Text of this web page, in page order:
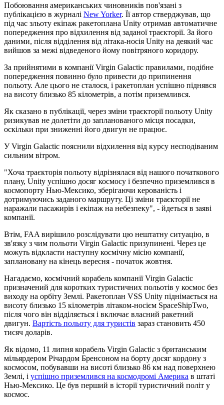
Побоювання американських чиновників пов'язані з
публікацією в журналі New Yorker. Її автор стверджував, що
під час зльоту екіпаж ракетоплана Unity отримав автоматичне
попередження про відхилення від заданої траєкторії. За його
даними, після відділення від літака-носія Unity на деякий час
вийшов за межі відведеного йому повітряного коридору.
За прийнятими в компанії Virgin Galactic правилами, подібне
попередження повинно було привести до припинення
польоту. Але цього не сталося, і ракетоплан успішно піднявся
на висоту близько 85 кілометрів, а потім приземлився.
Як сказано в публікації, через зміни траєкторії польоту Unity
ризикував не долетіти до запланованого місця посадки,
оскільки при зниженні його двигун не працює.
У Virgin Galactic пояснили відхилення від курсу несподіваним
сильним вітром.
"Хоча траєкторія польоту відрізнялася від нашого початкового
плану, Unity успішно досяг космосу і безпечно приземлився в
космопорту Нью-Мексико, зберігаючи керованість і
дотримуючись заданого маршруту. Ці зміни траєкторії не
наражали пасажирів і екіпаж на небезпеку", - йдеться в заяві
компанії.
Втім, FAA вирішило розслідувати цю нештатну ситуацію, в
зв'язку з чим польоти Virgin Galactic призупинені. Через це
можуть відкласти наступну космічну місію компанії,
заплановану на кінець вересня - початок жовтня.
Нагадаємо, космічний корабель компанії Virgin Galactic
призначений для коротких туристичних польотів у космос без
виходу на орбіту Землі. Ракетоплан VSS Unity піднімається на
висоту близько 15 кілометрів літаком-носієм SpaceShipTwo,
після чого він відділяється і включає власний ракетний
двигун. Вартість польоту для туристів зараз становить 450
тисяч доларів.
Як відомо, 11 липня корабель Virgin Galactic з британським
мільярдером Річардом Бренсоном на борту досяг кордону з
космосом, побувавши на висоті близько 86 км над поверхнею
Землі, і успішно приземлився на космодромі Америка в штаті
Нью-Мексико. Це був перший в історії туристичний політ у
космос.